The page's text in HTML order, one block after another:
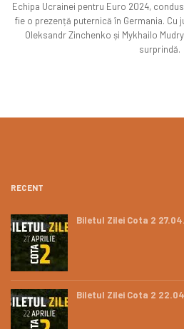
Echipa Ucrainei pentru Euro 2024,
fie o prezență puternică în Germania. Cu
Oleksandr Zinchenko și Mykhailo
surprindă.
RECENT
Biletul Zilei Cota 2
Biletul Zilei Cota 2